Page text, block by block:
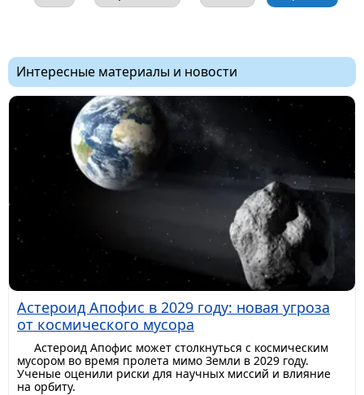
Интересные материалы и новости
Астероид Апофис в 2029 году: новая угроза
от космического мусора
Астероид Апофис может столкнуться с космическим
мусором во время пролета мимо Земли в 2029 году.
Ученые оценили риски для научных миссий и влияние
на орбиту.